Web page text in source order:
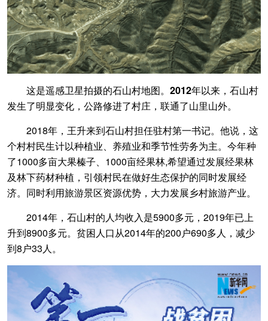
这是遥感卫星拍摄的石山村地图。2012年以来，石山村
发生了明显变化，公路修进了村庄，联通了山里山外。
2018年，王升来到石山村担任驻村第一书记。他说，这
个村村民生计以种植业、养殖业和季节性劳务为主。今年种
了1000多亩大果榛子、1000亩经果林,希望通过发展经果林
及林下药材种植，引领村民在做好生态保护的同时发展经
济。同时利用旅游景区资源优势，大力发展乡村旅游产业。
2014年，石山村的人均收入是5900多元，2019年已上
升到8900多元。贫困人口从2014年的200户690多人，减少
到8户33人。